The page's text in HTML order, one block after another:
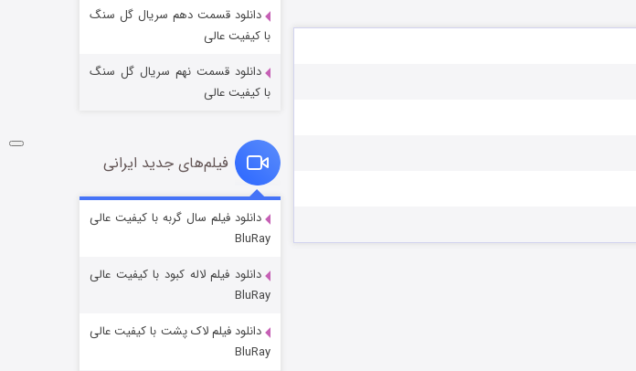
قسمت ۷ (زیرنویس) منتشر شد
شوگر فصل ۲
قسمت
دانلود قسمت دهم سریال گل سنگ
با کیفیت عالی
دانلود قسمت نهم سریال گل سنگ
با کیفیت عالی
فیلم‌های جدید ایرانی
دانلود فیلم سال گربه با کیفیت عالی
BluRay
دانلود فیلم لاله کبود با کیفیت عالی
BluRay
دانلود فیلم لاک پشت با کیفیت عالی
BluRay